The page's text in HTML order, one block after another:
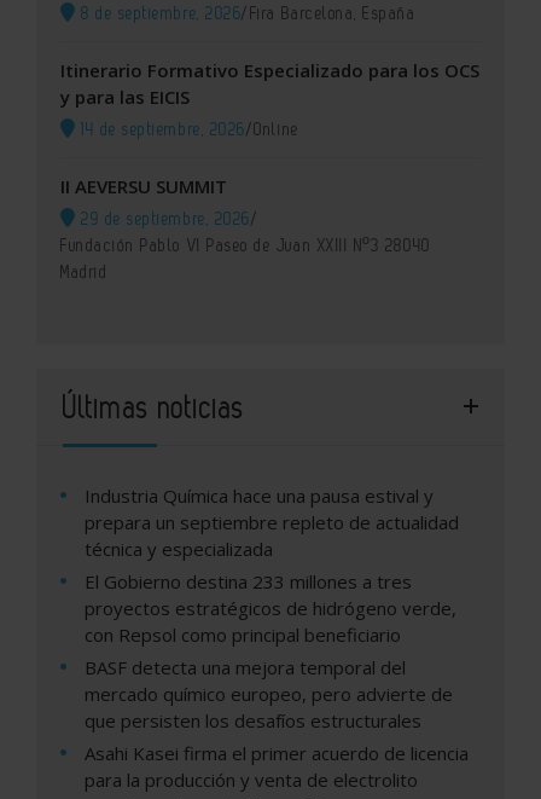
8 de septiembre, 2026/Fira Barcelona, España
Itinerario Formativo Especializado para los OCS
y para las EICIS
14 de septiembre, 2026/Online
II AEVERSU SUMMIT
29 de septiembre, 2026/
Fundación Pablo VI Paseo de Juan XXIII Nº3 28040
Madrid
Últimas noticias
Industria Química hace una pausa estival y
prepara un septiembre repleto de actualidad
técnica y especializada
El Gobierno destina 233 millones a tres
proyectos estratégicos de hidrógeno verde,
con Repsol como principal beneficiario
BASF detecta una mejora temporal del
mercado químico europeo, pero advierte de
que persisten los desafíos estructurales
Asahi Kasei firma el primer acuerdo de licencia
para la producción y venta de electrolito